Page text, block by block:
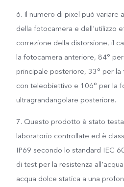
6. Il numero di pixel può variare
della fotocamera e dell'utilizzo
correzione della distorsione, il
la fotocamera anteriore, 84°
principale posteriore, 33° per
con teleobiettivo e 106° per la
ultragrandangolare posteriore.
7. Questo prodotto è stato
laboratorio controllate ed è
IP69 secondo lo standard IEC
di test per la resistenza
acqua dolce statica a una